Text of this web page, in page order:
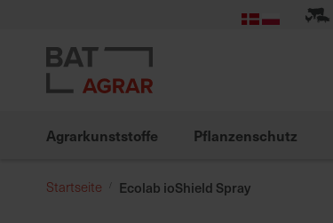
springen
Agrarkunststoffe Pflanzenschutz
Startseite Ecolab ioShield Spray